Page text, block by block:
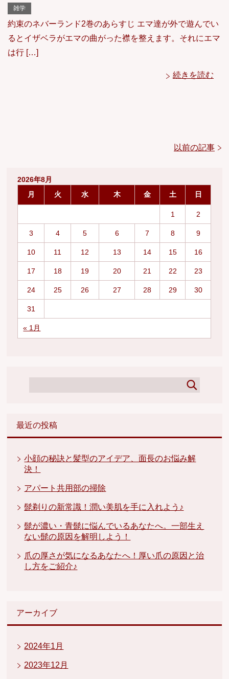
雑学
約束のネバーランド2巻のあらすじ エマ達が外で遊んでい
るとイザベラがエマの曲がった襟を整えます。それにエマ
は行 […]
続きを読む
以前の記事
2026年8月
月
火 水 木 金 土 日
« 1月
1 2
3 4 5 6 7 8 9
10 11 12 13 14 15 16
17 18 19 20 21 22 23
24 25 26 27 28 29 30
31
最近の投稿
小顔の秘訣と髪型のアイデア、面長のお悩み解
決！
アパート共用部の掃除
髭剃りの新常識！潤い美肌を手に入れよう♪
髭が濃い・青髭に悩んでいるあなたへ。一部生え
ない髭の原因を解明しよう！
爪の厚さが気になるあなたへ！厚い爪の原因と治
し方をご紹介♪
アーカイブ
2024年1月
2023年12月